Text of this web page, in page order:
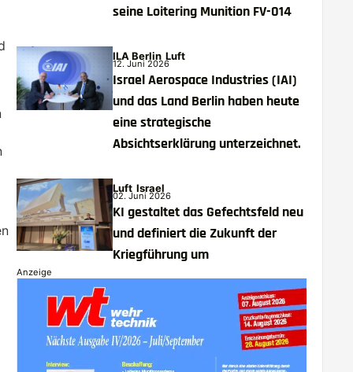
seine Loitering Munition FV-014
ILA Berlin Luft
12. Juni 2026
Israel Aerospace Industries (IAI)
und das Land Berlin haben heute
eine strategische
Absichtserklärung unterzeichnet.
Luft Israel
02. Juni 2026
KI gestaltet das Gefechtsfeld neu
und definiert die Zukunft der
Kriegführung um
Anzeige